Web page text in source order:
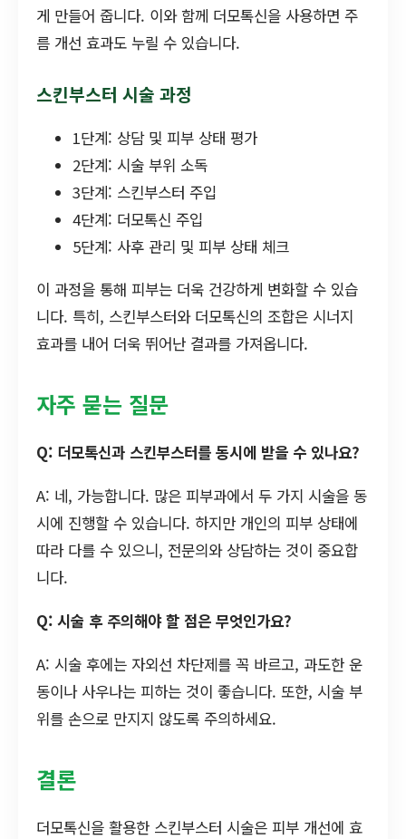
게 만들어 줍니다. 이와 함께 더모톡신을 사용하면 주
름 개선 효과도 누릴 수 있습니다.
스킨부스터 시술 과정
1단계: 상담 및 피부 상태 평가
2단계: 시술 부위 소독
3단계: 스킨부스터 주입
4단계: 더모톡신 주입
5단계: 사후 관리 및 피부 상태 체크
이 과정을 통해 피부는 더욱 건강하게 변화할 수 있습
니다. 특히, 스킨부스터와 더모톡신의 조합은 시너지
효과를 내어 더욱 뛰어난 결과를 가져옵니다.
자주 묻는 질문
Q: 더모톡신과 스킨부스터를 동시에 받을 수 있나요?
A: 네, 가능합니다. 많은 피부과에서 두 가지 시술을 동
시에 진행할 수 있습니다. 하지만 개인의 피부 상태에
따라 다를 수 있으니, 전문의와 상담하는 것이 중요합
니다.
Q: 시술 후 주의해야 할 점은 무엇인가요?
A: 시술 후에는 자외선 차단제를 꼭 바르고, 과도한 운
동이나 사우나는 피하는 것이 좋습니다. 또한, 시술 부
위를 손으로 만지지 않도록 주의하세요.
결론
더모톡신을 활용한 스킨부스터 시술은 피부 개선에 효